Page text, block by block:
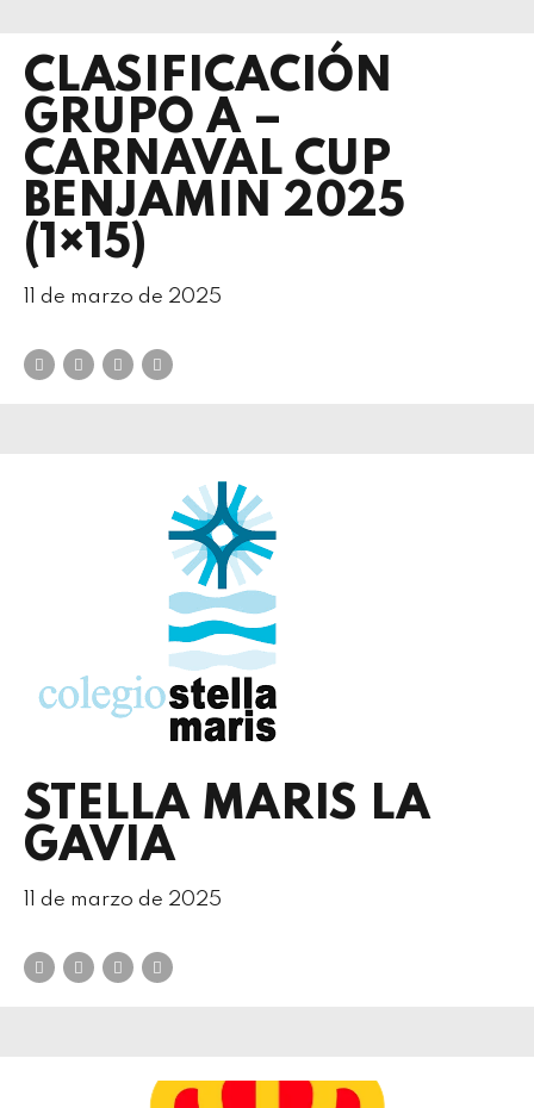
CLASIFICACIÓN
GRUPO A –
CARNAVAL CUP
BENJAMIN 2025
(1×15)
11 de marzo de 2025
STELLA MARIS LA
GAVIA
11 de marzo de 2025